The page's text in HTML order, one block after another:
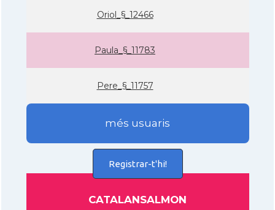
Oriol_§_12466
Paula_§_11783
Pere_§_11757
més usuaris
Registrar-t'hi!
CATALANSALMON